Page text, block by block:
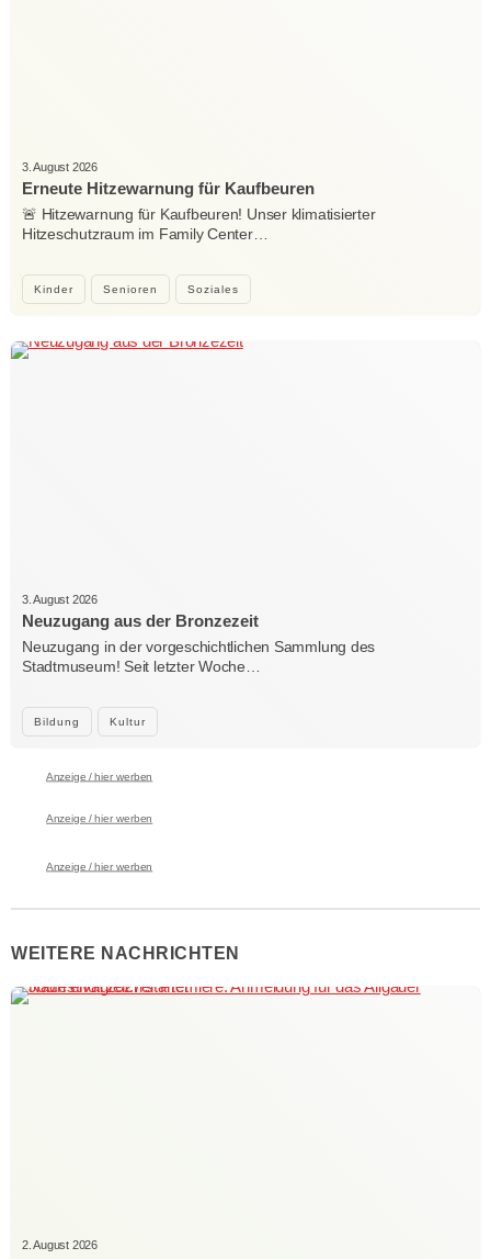
Kinder Senioren Soziales
3. August 2026
Erneute Hitzewarnung für Kaufbeuren
🚨 Hitzewarnung für Kaufbeuren! Unser klimatisierter
Hitzeschutzraum im Family Center…
Bildung Kultur
3. August 2026
Neuzugang aus der Bronzezeit
Neuzugang in der vorgeschichtlichen Sammlung des
Stadtmuseum! Seit letzter Woche…
Anzeige / hier werben
Anzeige / hier werben
Anzeige / hier werben
WEITERE NACHRICHTEN
2. August 2026